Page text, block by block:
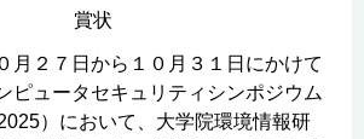
賞状
２７日から１０月３１日にかけて
ピュータセキュリティシンポジウム
）において、大学院環境情報研